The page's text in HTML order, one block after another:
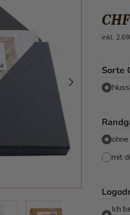
View larger imageView larger imageView
inkl.
Sorte
mit
Ich